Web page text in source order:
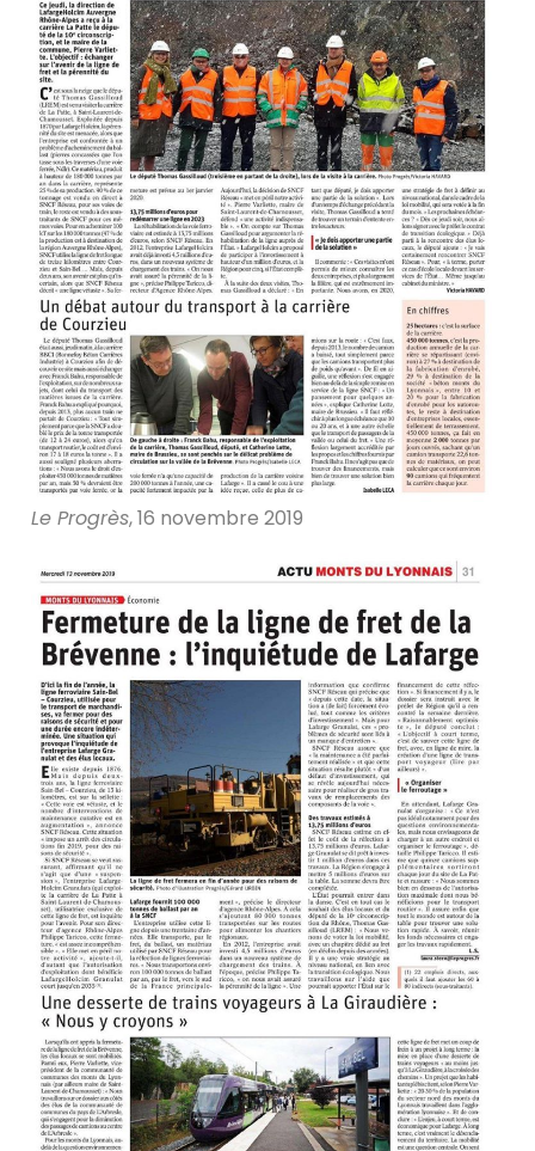
Le Progrès, 16 novembre 2019